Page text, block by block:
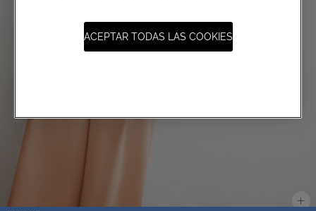
ACEPTAR TODAS LAS COOKIES